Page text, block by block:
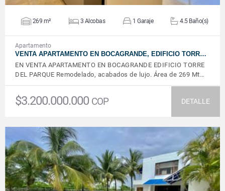
269 m² 3 Alcobas 1 Garaje 4.5 Baño(s)
Apartamento
VENTA APARTAMENTO EN BOCAGRANDE, EDIFICIO TORR…
EN VENTA APARTAMENTO EN BOCAGRANDE EDIFICIO TORRE
DEL PARQUE Remodelado, acabados de lujo. Área de 269 Mt…
$3.200.000.000 COP DETALLE